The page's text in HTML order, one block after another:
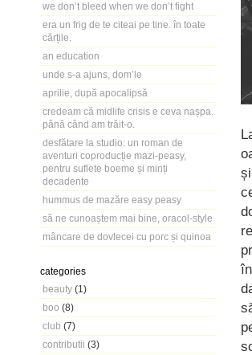
we don’t bleed when we don’t fight
era un frig de te citeai pe tine. în toate
cărțile.
an education
unde s-a ajuns, dom’le
aprilie, după apocalipsă
credeam că midlife crisis e ceva nașpa.
până când am trăit-o.
desfătare la studio: un roman de
aventuri coproducție mazi-peasy,
pentru suflete boeme și minți
decadente
hummus de mazăre easy peasy
să ne cunoaștem mai bine, oracol-style
mâncare de dovlecei cu porc și quinoa
categories
beauty (1)
boo (8)
club (7)
contributii (3)